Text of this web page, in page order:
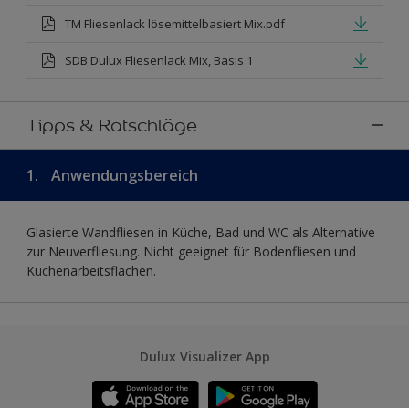
TM Fliesenlack lösemittelbasiert Mix.pdf
SDB Dulux Fliesenlack Mix, Basis 1
Tipps & Ratschläge
1. Anwendungsbereich
Glasierte Wandfliesen in Küche, Bad und WC als Alternative
zur Neuverfliesung. Nicht geeignet für Bodenfliesen und
Küchenarbeitsflächen.
Dulux Visualizer App